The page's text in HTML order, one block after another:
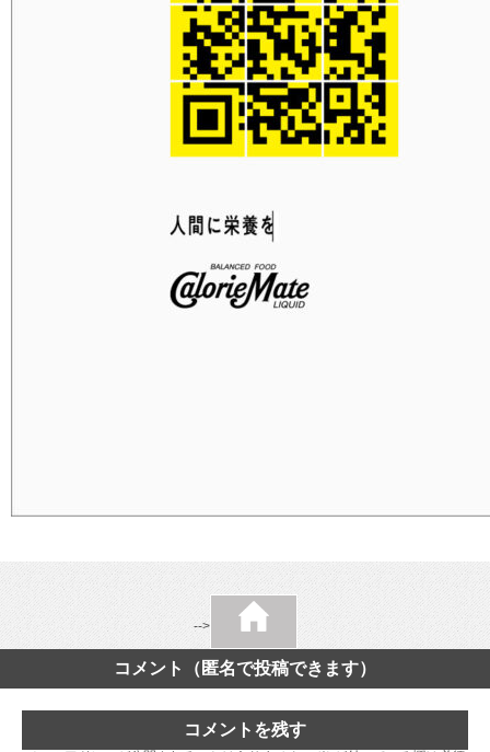
-->
コメント（匿名で投稿できます）
コメントを残す